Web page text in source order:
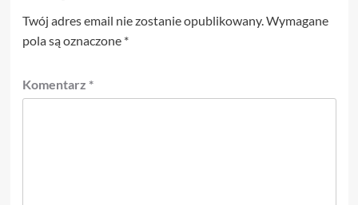
Twój adres email nie zostanie opublikowany.Wymagane
pola są oznaczone *
Komentarz *